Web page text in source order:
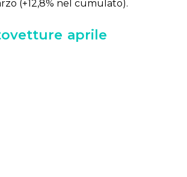
(+12,8% nel cu­mu­la­to).
aprile